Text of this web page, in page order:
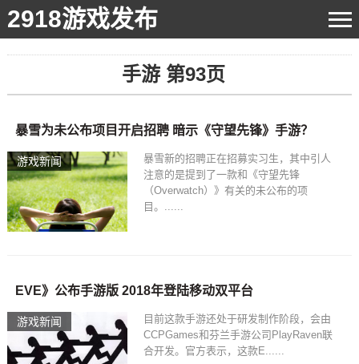
2918游戏发布
手游 第93页
游戏新闻
暴雪为未公布项目开启招聘 暗示《守望先锋》手游？
暴雪新的招聘正在招募实习生，其中引人
注意的是提到了一款和《守望先锋
（Overwatch）》有关的未公布的项
目。......
游戏新闻
EVE》公布手游版 2018年登陆移动双平台
目前这款手游还处于研发制作阶段，会由
CCPGames和芬兰手游公司PlayRaven联
合开发。官方表示，这款E......